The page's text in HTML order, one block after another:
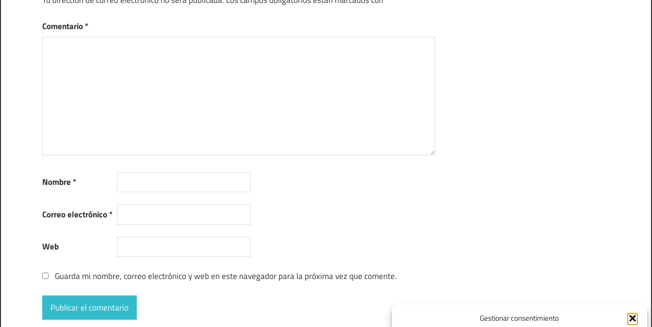
Gestionar consentimiento
Comentario*
Nombre *
Correo electrónico*
Web
Guarda mi nombre, correo electrónico y web en este navegador para la próxima vez que comente.